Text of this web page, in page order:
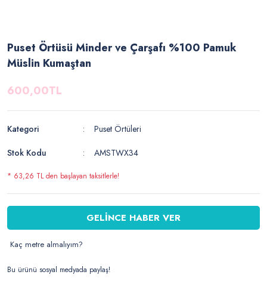
Puset Örtüsü Minder ve Çarşafı %100 Pamuk
Müslin Kumaştan
600,00TL
Kategori
Puset Örtüleri
Stok Kodu
AMSTWX34
* 63,26 TL den başlayan taksitlerle!
GELİNCE HABER VER
Kaç metre almalıyım?
Bu ürünü sosyal medyada paylaş!